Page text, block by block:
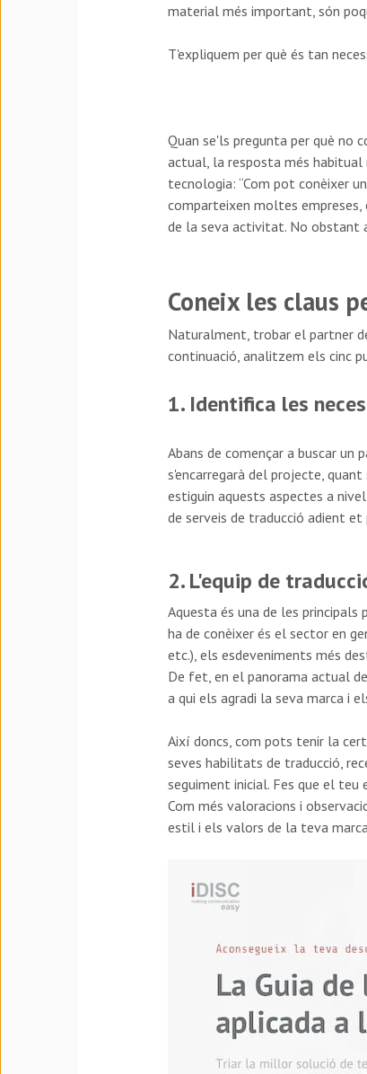
material més important, són
T'expliquem per què és tan
Quan se'ls pregunta per què no
actual, la resposta més habitual
tecnologia: “Com pot conèixer
comparteixen moltes
de la seva activitat. No obstant
Coneix les claus
Naturalment, trobar el partner
continuació, analitzem els cinc
1. Identifica les
Abans de començar a buscar
s'encarregarà del projecte,
estiguin aquests aspectes a
de serveis de traducció adient
2. L'equip de
Aquesta és una de les principals
ha de conèixer és el sector en
etc.), els esdeveniments més
De fet, en el panorama actual
a qui els agradi la seva marca i
Així doncs, com pots tenir la
seves habilitats de traducció,
seguiment inicial. Fes que el teu
Com més valoracions i
estil i els valors de la teva